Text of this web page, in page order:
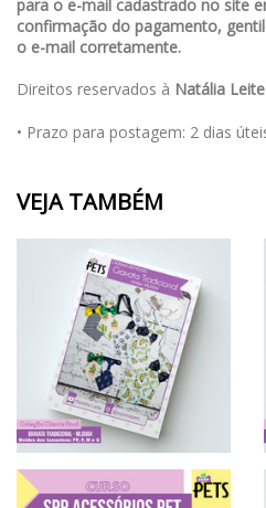
para o e-mail cadastrado no site
confirmação do pagamento,
o e-mail corretamente.
Direitos reservados à Natália
• Prazo para postagem: 2 dias
VEJA TAMBÉM